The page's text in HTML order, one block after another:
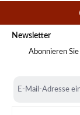
Newsletter
Abonnieren
Mail-